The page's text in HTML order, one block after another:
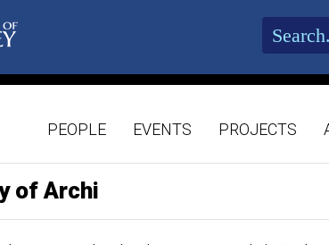
PEOPLE EVENTS PROJECTS
of Archi